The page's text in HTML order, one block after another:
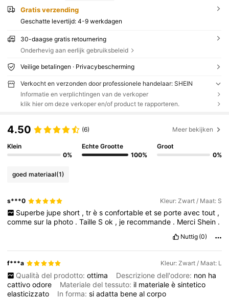
Gratis verzending
Geschatte levertijd: 4-9 werkdagen
30-daagse gratis retournering
Onderhevig aan eerlijk gebruiksbeleid
Veilige betalingen · Privacybescherming
Verkocht en verzonden door professionele handelaar: SHEIN
Informatie en verplichtingen van de verkoper
klik hier om deze verkoper en/of product te rapporteren.
4.50 (6) Meer bekijken
Klein
0%
Echte Grootte
100%
Groot
0%
goed materiaal(1)
s***0 Kleur: Zwart / Maat: S
Superbe jupe short , tr è s confortable et se porte avec tout ,
commesur la photo .Taille Sok , je recommande . Merci Shein .
Nuttig (0)
f***a Kleur: Zwart / Maat: L
Qualità del prodotto: ottima Descrizione dell'odore: non ha
cattivoodore Materiale del tessuto: il materialeèsintetico
elasticizzato
In forma:siadatta benealcorpo